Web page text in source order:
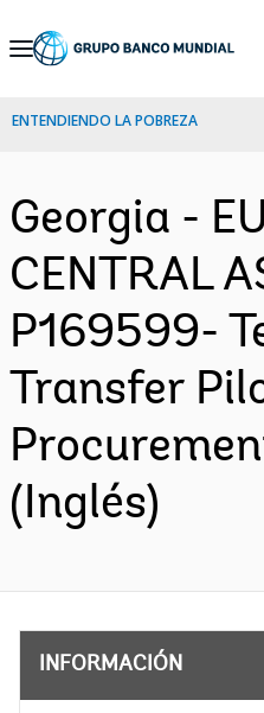
Skip
Navigation
ENTENDIENDO LA POBREZA
Georgia -
CENTRAL
P169599-
Transfer
(Inglés)
INFORMACIÓN